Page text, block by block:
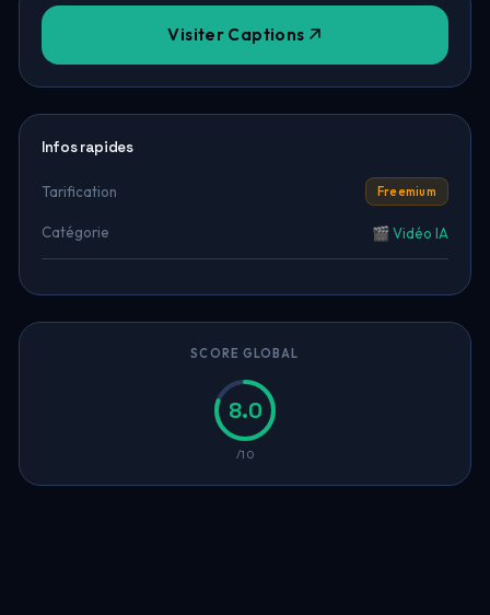
Visiter Captions
Infos rapides
Tarification Freemium
Catégorie 🎬 Vidéo IA
SCORE GLOBAL
8.0
/10